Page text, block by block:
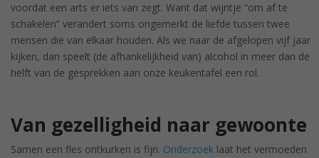
voordat een arts er iets van zegt. Want dat wijntje “om af te
schakelen” verandert soms ongemerkt de liefde tussen twee
mensen die van elkaar houden. Als we naar de afgelopen vijf jaar
kijken, dan speelt (de afhankelijkheid van) alcohol in meer dan de
helft van de gesprekken aan onze keukentafel een rol.
Van gezelligheid naar gewoonte
Samen een fles ontkurken is fijn. Onderzoek laat het vermoeden